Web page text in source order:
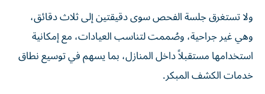
ولا تستغرق جلسة الفحص سوى دقيقتين إلى ثلاث دقائق،
وهي غير جراحية، وصُممت لتناسب العيادات، مع إمكانية
استخدامها مستقبلاً داخل المنازل، بما يسهم في توسيع نطاق
خدمات الكشف المبكر.